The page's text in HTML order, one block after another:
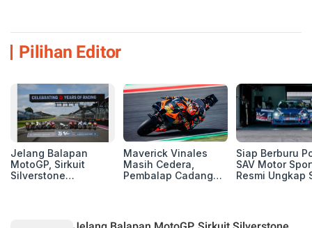
Pilihan Editor
Jelang Balapan
MotoGP, Sirkuit
Silverstone
Maverick Vinales
Masih Cedera,
Pembalap Cadangan
Siap Berburu
SAV Motor
Resmi Ungkap